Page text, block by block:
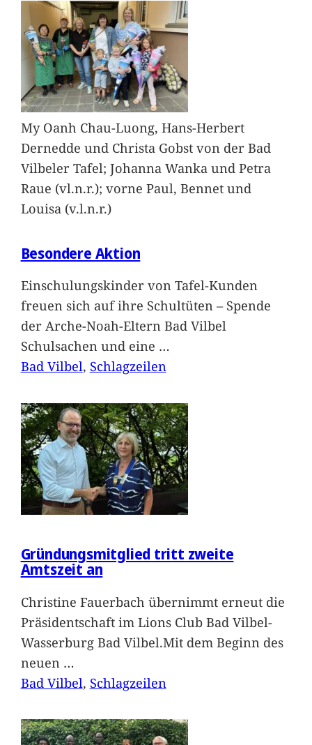
My Oanh Chau-Luong, Hans-Herbert
Dernedde und Christa Gobst von der Bad
Vilbeler Tafel; Johanna Wanka und Petra
Raue (vl.n.r.); vorne Paul, Bennet und
Louisa (v.l.n.r.)
Besondere Aktion
Einschulungskinder von Tafel-Kunden
freuen sich auf ihre Schultüten – Spende
der Arche-Noah-Eltern Bad Vilbel
Schulsachen und eine …
Bad Vilbel, Schlagzeilen
Gründungsmitglied tritt zweite
Amtszeit an
Christine Fauerbach übernimmt erneut die
Präsidentschaft im Lions Club Bad Vilbel-
Wasserburg Bad Vilbel.Mit dem Beginn des
neuen …
Bad Vilbel, Schlagzeilen